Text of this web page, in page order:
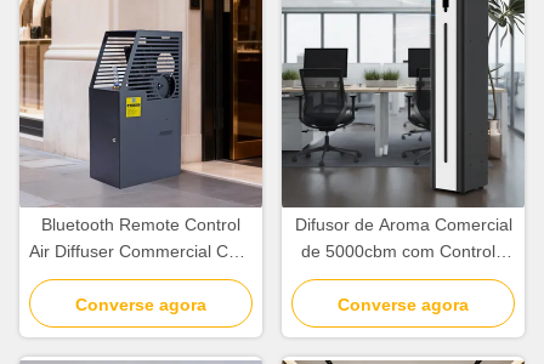
Bluetooth Remote Control
Air Diffuser Commercial Com
Display Inteligente Cobertura
5000cbm
Converse agora
Difusor de Aroma Comercial
de 5000cbm com Controle
por Wi-Fi, Bluetooth e
Aplicativo de 26W
Converse agora